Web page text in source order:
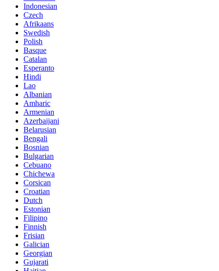
Indonesian
Czech
Afrikaans
Swedish
Polish
Basque
Catalan
Esperanto
Hindi
Lao
Albanian
Amharic
Armenian
Azerbaijani
Belarusian
Bengali
Bosnian
Bulgarian
Cebuano
Chichewa
Corsican
Croatian
Dutch
Estonian
Filipino
Finnish
Frisian
Galician
Georgian
Gujarati